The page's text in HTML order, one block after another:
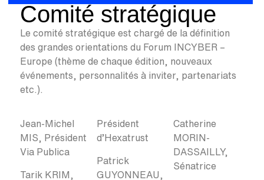
Comité stratégique
Le comité stratégique est chargé de la définition
des grandes orientations du Forum INCYBER –
Europe (thème de chaque édition, nouveaux
événements, personnalités à inviter, partenariats
etc.).
Jean-Michel
MIS, Président
Via Publica
Tarik KRIM,
Président
d’Hexatrust
Patrick
GUYONNEAU,
Catherine
MORIN-
DASSAILLY,
Sénatrice